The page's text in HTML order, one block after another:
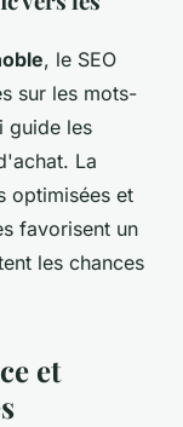
, le SEO
sur les mots-
guide les
La
optimisées et
favorisent un
les chances
et